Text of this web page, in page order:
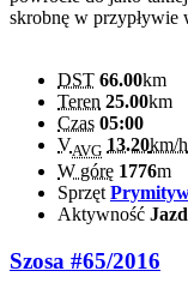
skrobnę w przypływie
DST 66.00km
Teren 25.00km
Czas 05:00
VAVG 13.20km/h
W górę 1776m
Sprzęt
Aktywność
Szosa #65/2016